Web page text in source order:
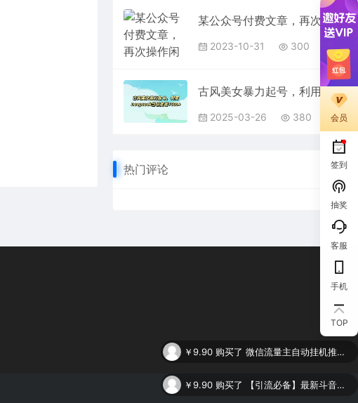
某公众号付费文章，再次操作闲鱼虚拟产品的完整过程
2023-10-31 300
2025-03-26 380
热门评论
会员
签到
抽奖
客服
手机
TOP
￥9.90 购买了 微信流量主自动挂机推广，轻松日入900+，简单易上手，做就有收益。
￥9.90 购买了 【引流必备】最新斗音全功能全自动引流脚本，解放双手自动引流精准粉